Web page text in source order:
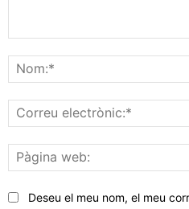
Deseu el meu nom, el meu